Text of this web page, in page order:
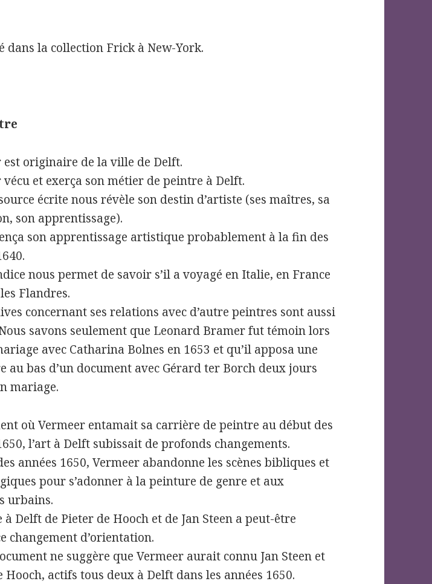
dans la collection Frick à New-York.
est originaire de la ville de Delft.
vécu et exerça son métier de peintre à Delft.
écrite nous révèle son destin d’artiste (ses maîtres, sa
son apprentissage).
son apprentissage artistique probablement à la fin des
nous permet de savoir s’il a voyagé en Italie, en France
Flandres.
concernant ses relations avec d’autre peintres sont aussi
savons seulement que Leonard Bramer fut témoin lors
avec Catharina Bolnes en 1653 et qu’il apposa une
au bas d’un document avec Gérard ter Borch deux jours
mariage.
où Vermeer entamait sa carrière de peintre au début des
l’art à Delft subissait de profonds changements.
années 1650, Vermeer abandonne les scènes bibliques et
pour s’adonner à la peinture de genre et aux
urbains.
à Delft de Pieter de Hooch et de Jan Steen a peut-être
changement d’orientation.
ne suggère que Vermeer aurait connu Jan Steen et
Hooch, actifs tous deux à Delft dans les années 1650.